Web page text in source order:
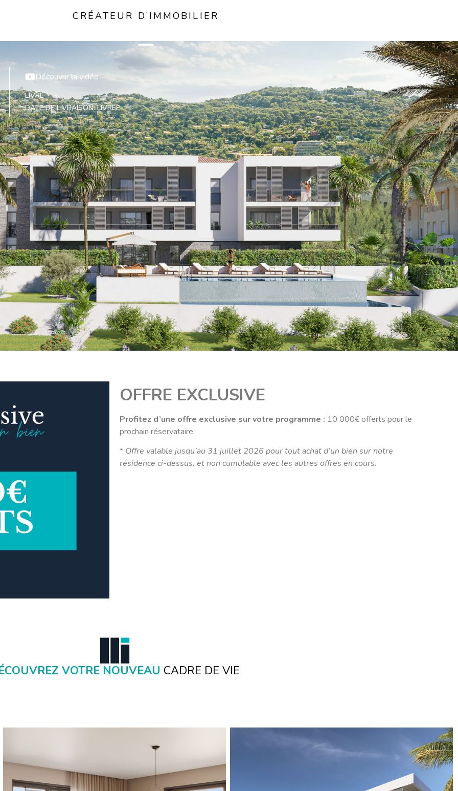
CRÉATEUR D’IMMOBILIER
Découvrir la vidéo
LIVRÉ
DATE DE LIVRAISON: LIVRÉE
OFFRE EXCLUSIVE
Profitez d’une offre exclusive sur votre programme : 10 000€ offerts pour le
prochain réservataire.
* Offre valable jusqu’au 31 juillet 2026 pour tout achat d’un bien sur notre
résidence ci-dessus, et non cumulable avec les autres offres en cours.
VOTRE NOUVEAU CADRE DE VIE